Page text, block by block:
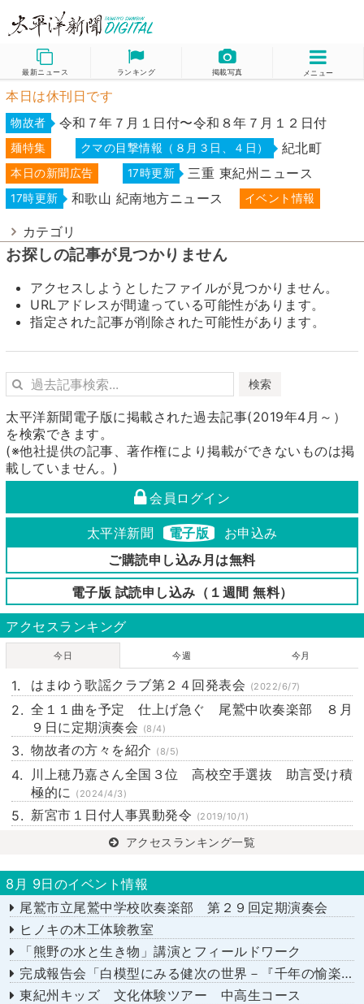
最新ニュース ランキング 掲載写真 メニュー
本日は休刊日です
物故者 令和７年７月１日付〜令和８年７月１２日付
麺特集 クマの目撃情報（８月３日、４日） 紀北町
本日の新聞広告 17時更新 三重 東紀州ニュース
17時更新 和歌山 紀南地方ニュース イベント情報
カテゴリ
お探しの記事が見つかりません
アクセスしようとしたファイルが見つかりません。
URLアドレスが間違っている可能性があります。
指定された記事が削除された可能性があります。
検索
太平洋新聞電子版に掲載された過去記事(2019年4月～）
を検索できます。
(※他社提供の記事、著作権により掲載ができないものは掲
載していません。)
会員ログイン
太平洋新聞 電子版
お申込み
ご購読申し込み月は無料
電子版 試読申し込み（１週間 無料）
アクセスランキング
今日 今週 今月
はまゆう歌謡クラブ第２４回発表会 (2022/6/7)
全１１曲を予定 仕上げ急ぐ 尾鷲中吹奏楽部 ８月
９日に定期演奏会 (8/4)
物故者の方々を紹介 (8/5)
川上穂乃嘉さん全国３位 高校空手選抜 助言受け積
極的に (2024/4/3)
新宮市１日付人事異動発令 (2019/10/1)
アクセスランキング一覧
8月 9日のイベント情報
尾鷲市立尾鷲中学校吹奏楽部 第２９回定期演奏会
ヒノキの木工体験教室
「熊野の水と生き物」講演とフィールドワーク
完成報告会「白模型にみる健次の世界－『千年の愉楽』『奇蹟』より－」
東紀州キッズ 文化体験ツアー 中高生コース